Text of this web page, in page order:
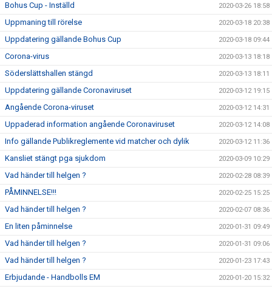
Bohus Cup - Inställd 2020-03-26 18:58
Uppmaning till rörelse 2020-03-18 20:38
Uppdatering gällande Bohus Cup 2020-03-18 09:44
Corona-virus 2020-03-13 18:18
Söderslättshallen stängd 2020-03-13 18:11
Uppdatering gällande Coronaviruset 2020-03-12 19:15
Angående Corona-viruset 2020-03-12 14:31
Uppaderad information angående Coronaviruset 2020-03-12 14:08
Info gällande Publikreglemente vid matcher och dylik 2020-03-12 11:36
Kansliet stängt pga sjukdom 2020-03-09 10:29
Vad händer till helgen ? 2020-02-28 08:39
PÅMINNELSE!!! 2020-02-25 15:25
Vad händer till helgen ? 2020-02-07 08:36
En liten påminnelse 2020-01-31 09:49
Vad händer till helgen ? 2020-01-31 09:06
Vad händer till helgen ? 2020-01-23 17:43
Erbjudande - Handbolls EM 2020-01-20 15:32